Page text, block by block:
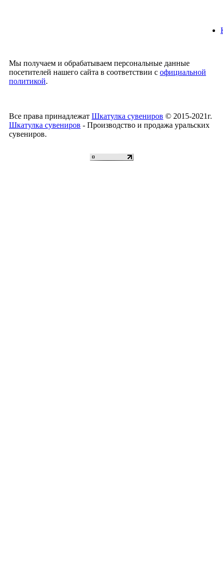
Мы получаем и обрабатываем персональные данные
посетителей нашего сайта в соответствии с официальной
политикой.
Все права принадлежат Шкатулка сувениров © 2015-2021г.
Шкатулка сувениров - Производство и продажа уральских
сувениров.